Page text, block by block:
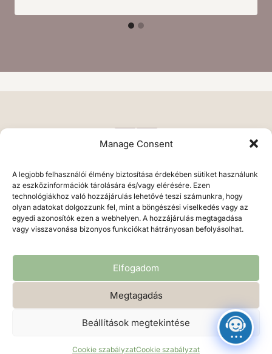
Manage Consent
A legjobb felhasználói élmény biztosítása érdekében sütiket használunk
az eszközinformációk tárolására és/vagy elérésére. Ezen
technológiákhoz való hozzájárulás lehetővé teszi számunkra, hogy
olyan adatokat dolgozzunk fel, mint a böngészési viselkedés vagy az
egyedi azonosítók ezen a webhelyen. A hozzájárulás megtagadása
vagy visszavonása bizonyos funkciókat hátrányosan befolyásolhat.
Elfogadom
Megtagadás
Beállítások megtekintése
Cookie szabályzatCookie szabályzat
Adatvédelmi irányelvek